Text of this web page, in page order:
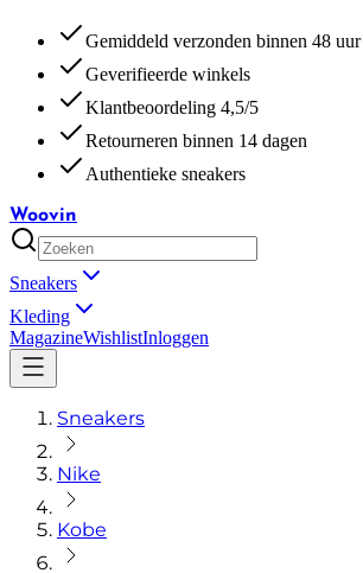
Gemiddeld verzonden binnen 48 uur
Geverifieerde winkels
Klantbeoordeling 4,5/5
Retourneren binnen 14 dagen
Authentieke sneakers
Woovin
Sneakers
Kleding
MagazineWishlistInloggen
Sneakers
Nike
Kobe